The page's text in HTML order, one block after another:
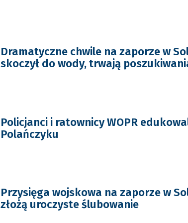
Dramatyczne chwile na zaporze w
skoczył do wody, trwają
Policjanci i ratownicy WOPR
Polańczyku
Przysięga wojskowa na zaporze w
złożą uroczyste ślubowanie